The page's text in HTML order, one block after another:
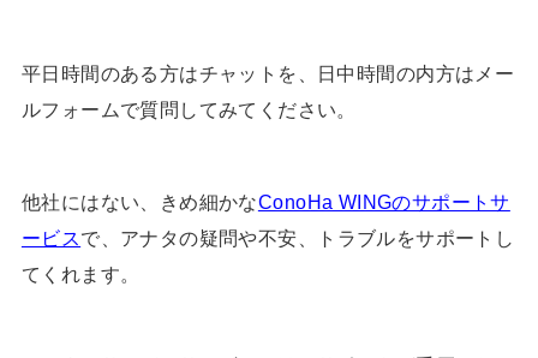
平日時間のある方はチャットを、日中時間の内方はメー
ルフォームで質問してみてください。
他社にはない、きめ細かなConoHa WINGのサポートサ
ービスで、アナタの疑問や不安、トラブルをサポートし
てくれます。